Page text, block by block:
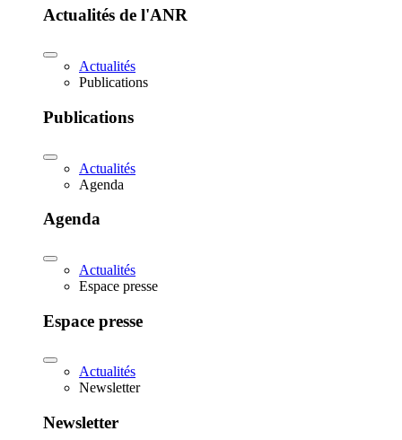
Actualités de l'ANR
Actualités
Publications
Publications
Actualités
Agenda
Agenda
Actualités
Espace presse
Espace presse
Actualités
Newsletter
Newsletter